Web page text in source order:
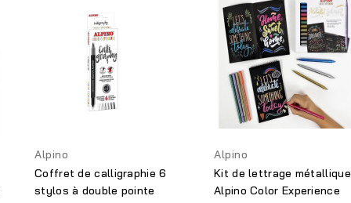
Alpino
Coffret de calligraphie 6
stylos à double pointe
Alpino
Kit de lettrage métallique
Alpino Color Experience